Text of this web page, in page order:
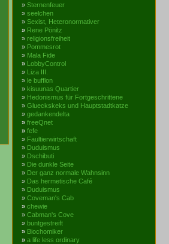
» Sternenfeuer
» seelchen
» Sexist, Heteronormativer
» Rene Pönitz
» religionsfreiheit
» Pommesrot
» Mala Fide
» LobbyControl
» Liza III.
» le bufflon
» kisuunas Quartier
» Hedonismus für Fortgeschrittene
» Glueckskeks und Hauptstadtkatze
» gedankendelta
» freeQnet
» fefe
» Faultierwirtschaft
» Duduismus
» Dschibuti
» Die dunkle Seite
» Der ganz normale Wahnsinn
» Das hermetische Café
» Duduismus
» Coveman's Cab
» chewie
» Cabman's Cove
» buntgestreift
» Biochomiker
» a life less ordinary